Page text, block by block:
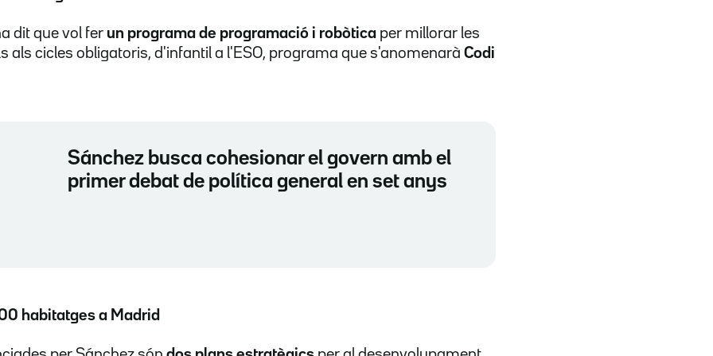
dit que vol fer un programa de programació i robòtica per millorar les
als cicles obligatoris, d'infantil a l'ESO, programa que s'anomenarà Codi
Sánchez busca cohesionar el govern amb el
primer debat de política general en set anys
habitatges a Madrid